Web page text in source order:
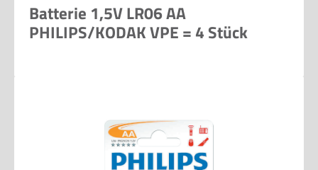
Batterie 1,5V LR06 AA
PHILIPS/KODAK VPE = 4 Stück
Bildergalerie überspringen